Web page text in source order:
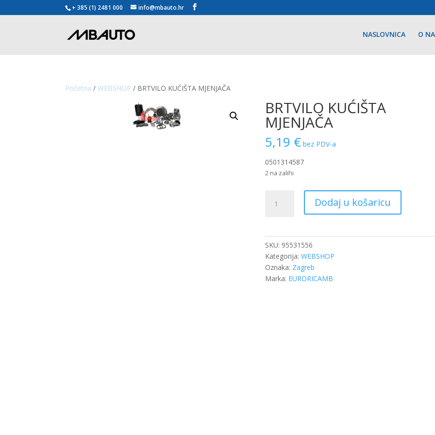
+ 385 (1) 2481 000 info@mbauto.hr
NASLOVNICA O
Početna /WEBSHOP / BRTVILO KUĆIŠTA MJENJAČA
BRTVILO KUĆIŠTA
MJENJAČA
5,19 € bez PDV-a
0501314587
2 na zalihi
KUĆIŠTA
Dodaj u košaricu
SKU: 95531556
Kategorija:WEBSHOP
Oznaka: Zagreb
Marka: EURORICAMB